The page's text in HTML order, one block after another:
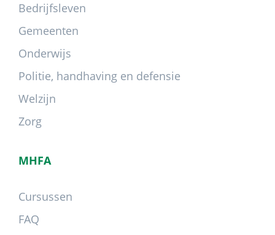
Bedrijfsleven
Gemeenten
Onderwijs
Politie, handhaving en defensie
Welzijn
Zorg
MHFA
Cursussen
FAQ